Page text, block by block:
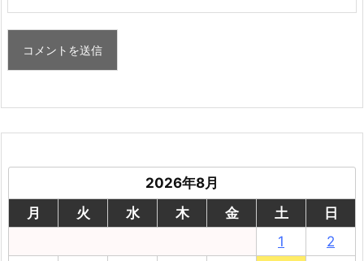
2026年8月
月
火 水 木 金 土
日
1
2